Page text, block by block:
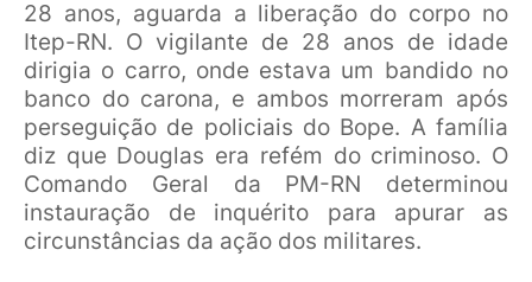
28 anos, aguarda a liberação do corpo no
Itep-RN. O vigilante de 28 anos de idade
dirigia o carro, onde estava um bandido no
banco do carona, e ambos morreram após
perseguição de policiais do Bope. A família
diz que Douglas era refém do criminoso. O
Comando Geral da PM-RN determinou
instauração de inquérito para apurar as
circunstâncias da ação dos militares.